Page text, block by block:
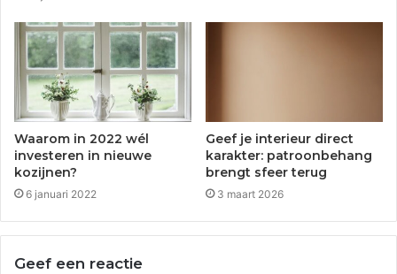
Waarom in 2022 wél
investeren in nieuwe
kozijnen?
6 januari 2022
Geef je interieur direct
karakter: patroonbehang
brengt sfeer terug
3 maart 2026
Geef een reactie